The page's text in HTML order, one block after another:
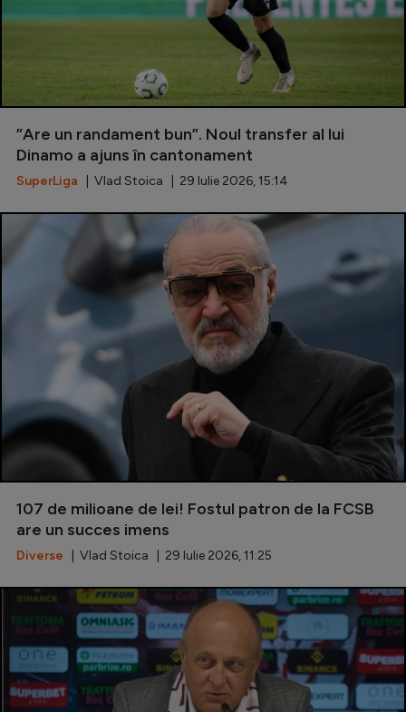
”Are un randament bun”. Noul transfer al lui
Dinamo a ajuns în cantonament
SuperLiga | Vlad Stoica | 29 Iulie 2026, 15:14
107 de milioane de lei! Fostul patron de la FCSB
are un succes imens
Diverse | Vlad Stoica | 29 Iulie 2026, 11:25